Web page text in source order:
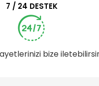
7 / 24 DESTEK
bize